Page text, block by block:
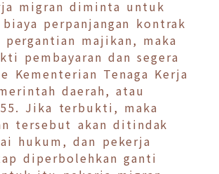
migran diminta untuk
biaya perpanjangan kontrak
pergantian majikan, maka
pembayaran dan segera
Kementerian Tenaga Kerja
daerah, atau
Jika terbukti, maka
tersebut akan ditindak
hukum, dan pekerja
diperbolehkan ganti